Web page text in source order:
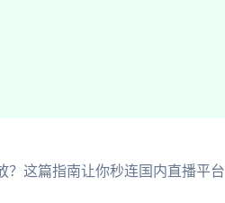
？这篇指南让你秒连国内直播平台